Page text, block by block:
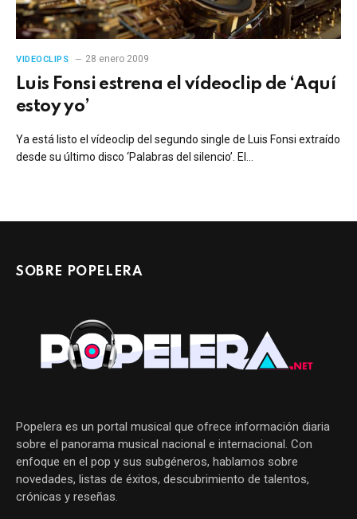
VIDEOCLIPS 28 enero 2009
Luis Fonsi estrena el vídeoclip de ‘Aquí
estoy yo’
Ya está listo el vídeoclip del segundo single de Luis Fonsi extraído
desde su último disco ‘Palabras del silencio’. El…
SOBRE POPELERA
Popelera es un portal musical que ofrece información diaria
sobre el panorama musical nacional e internacional. Con
enfoque en el pop y sus subgéneros, hablamos sobre
novedades, listas de éxitos, descubrimiento de talentos,
crónicas y reseñas.